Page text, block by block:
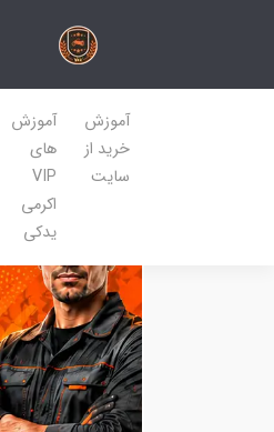
آموزش
خرید از
سایت
آموزش
های
VIP
اکرمی
یدکی